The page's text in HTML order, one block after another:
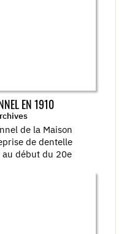
EN 1910
de la Maison
de dentelle
début du 20e